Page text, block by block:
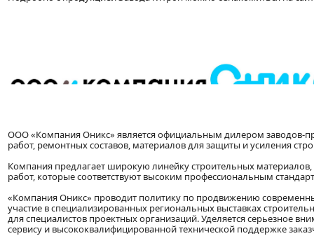
ООО «Компания Оникс» является официальным дилером заводов-
работ, ремонтных составов, материалов для защиты и усиления
Компания предлагает широкую линейку строительных
работ, которые соответствуют высоким профессиональным
«Компания Оникс» проводит политику по продвижению
участие в специализированных региональных выставках
для специалистов проектных организаций. Уделяется серьезное
сервису и высококвалифицированной технической поддержке